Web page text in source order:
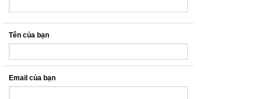
Tên của bạn
Email của bạn